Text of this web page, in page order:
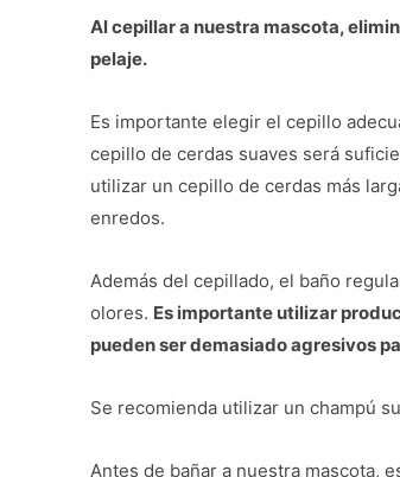
Al cepillar a nuestra mascota,
pelaje.
Es importante elegir el cepillo
cepillo de cerdas suaves será
utilizar un cepillo de cerdas más
enredos.
Además del cepillado, el baño
olores. Es importante utilizar
pueden ser demasiado agresivos
Se recomienda utilizar un champú
Antes de bañar a nuestra mascota,